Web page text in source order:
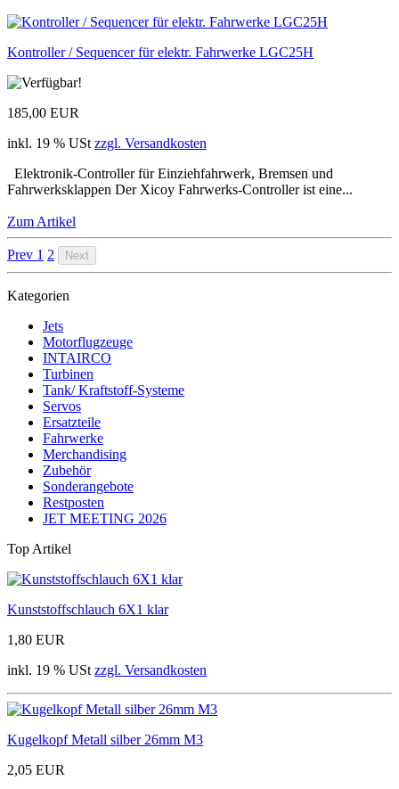
Kontroller / Sequencer für elektr. Fahrwerke LGC25H
185,00 EUR
inkl. 19 % USt zzgl. Versandkosten
Elektronik-Controller für Einziehfahrwerk, Bremsen und
Fahrwerksklappen Der Xicoy Fahrwerks-Controller ist eine...
Zum Artikel
Prev 1 2 Next
Kategorien
Jets
Motorflugzeuge
INTAIRCO
Turbinen
Tank/ Kraftstoff-Systeme
Servos
Ersatzteile
Fahrwerke
Merchandising
Zubehör
Sonderangebote
Restposten
JET MEETING 2026
Top Artikel
Kunststoffschlauch 6X1 klar
1,80 EUR
inkl. 19 % USt zzgl. Versandkosten
Kugelkopf Metall silber 26mm M3
2,05 EUR